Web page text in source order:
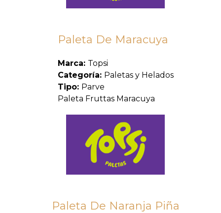
Paleta De Maracuya
Marca: Topsi
Categoría: Paletas y Helados
Tipo: Parve
Paleta Fruttas Maracuya
Paleta De Naranja Piña